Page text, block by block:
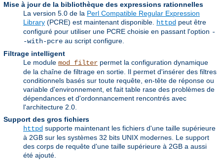
Mise à jour de la bibliothèque des expressions rationnelles
La version 5.0 de la Perl Compatible Regular Expression
Library (PCRE) est maintenant disponible. httpd peut être
configuré pour utiliser une PCRE choisie en passant l'option -
-with-pcre au script configure.
Filtrage intelligent
Le module mod_filter permet la configuration dynamique
de la chaîne de filtrage en sortie. Il permet d'insérer des filtres
conditionnels basés sur toute requête, en-tête de réponse ou
variable d'environnement, et fait table rase des problèmes de
dépendances et d'ordonnancement rencontrés avec
l'architecture 2.0.
Support des gros fichiers
httpd supporte maintenant les fichiers d'une taille supérieure
à 2GB sur les systèmes 32 bits UNIX modernes. Le support
des corps de requête d'une taille supérieure à 2GB a aussi
été ajouté.